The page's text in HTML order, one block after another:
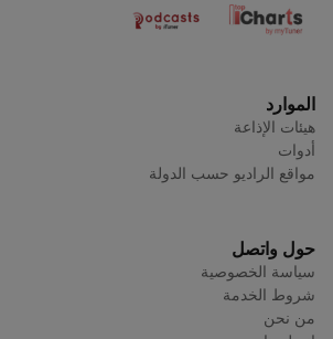
الموارد
هيئات الإذاعة
أدوات
مواقع الراديو حسب الدولة
حول واتصل
سياسة الخصوصية
شروط الخدمة
من نحن